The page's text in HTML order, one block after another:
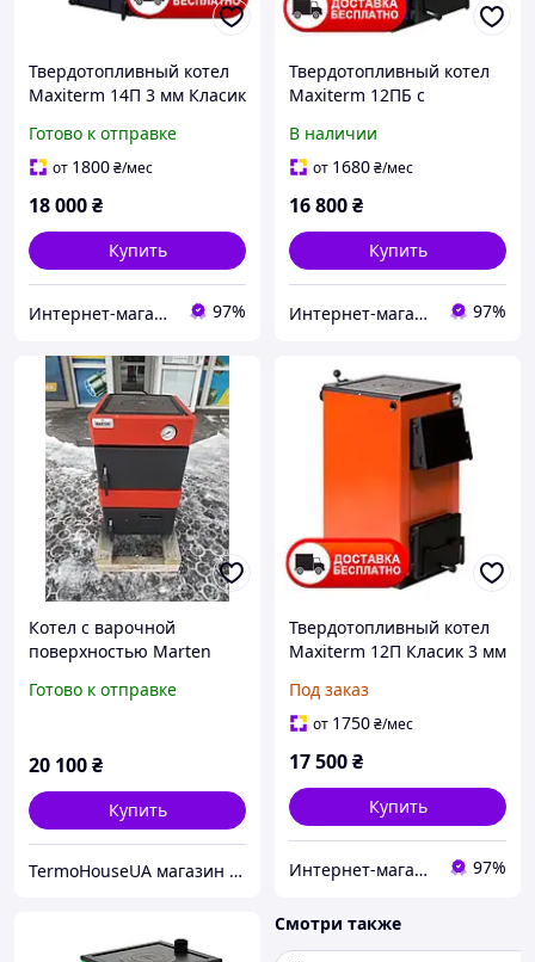
Твердотопливный котел
Maxiterm 14П 3 мм Класик
поверхностью
Готово к отправке
от 1800₴/мес
18 000₴
Купить
Интернет-магазин "Ochag" 97%
Твердотопливный котел
Maxiterm 12ПБ с
3 мм
В наличии
от 1680₴/мес
16 800₴
Купить
Интернет-магазин "Ochag" 97%
Котел с варочной
поверхностью Marten
Готово к отправке
20 100₴
Купить
TermoHouseUA магазин отопительного и климатического оборудования
Твердотопливный котел
Maxiterm 12П Класик 3 мм
поверхностью
Под заказ
от 1750₴/мес
17 500₴
Купить
Интернет-магазин "Ochag" 97%
Смотри также